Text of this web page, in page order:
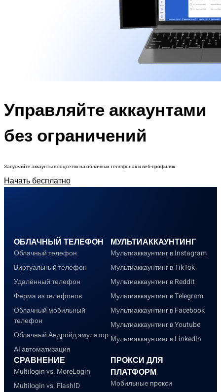
Управляйте аккаунтами
без ограничений
Запускайте аккаунты в соцсетях на облачных телефонах и веб-профилях
Начать бесплатно
ОБЛАЧНЫЙ ТЕЛЕФОН
Облачный телефон
Виртуальный телефон
Удалённый телефон
Ферма из телефонов
Облачный мобильный
телефон
Облачный Андройд эмулятор
AI автоматизация
МУЛЬТИАККАУНТИНГ
Мультиаккаунтинг в Instagram
Мультиаккаунтинг в TikTok
Мультиаккаунтинг в Reddit
Мультиаккаунтинг в Telegram
Мультиаккаунтинг в Facebook
Мультиаккаунтинг в Youtube
Мультиаккаунтинг в LinkedIn
СРАВНЕНИЕ
Multilogin vs. MoreLogin
Multilogin vs. FlashID
ПРОКСИ ДЛЯ
ПЛАТФОРМ
Мобильные прокси